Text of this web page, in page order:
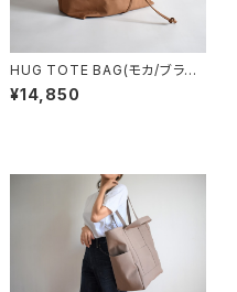
HUG TOTE BAG(モカ/ブラウ
ン)
¥14,850